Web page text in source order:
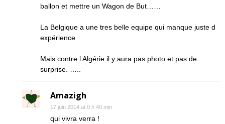
ballon et mettre un Wagon de But……
La Belgique a une tres belle equipe qui manque juste d
expérience
Mais contre l Algérie il y aura pas photo et pas de
surprise. …..
Amazigh
17 juin 2014 at 0 h 40 min
qui vivra verra !